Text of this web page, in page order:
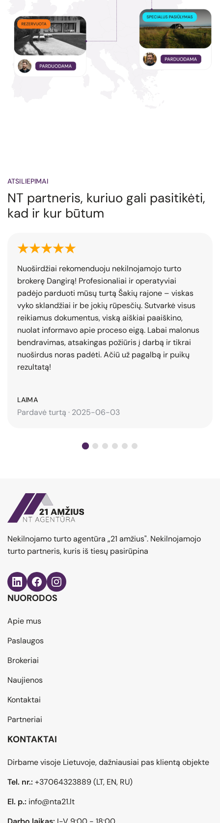
ATSILIEPIMAI
NT partneris, kuriuo gali pasitikėti,
kad ir kur būtum
Nuoširdžiai rekomenduoju nekilnojamojo turto
brokerę Dangirą! Profesionaliai ir operatyviai
padėjo parduoti mūsų turtą Šakių rajone – viskas
vyko sklandžiai ir be jokių rūpesčių. Sutvarkė visus
reikiamus dokumentus, viską aiškiai paaiškino,
nuolat informavo apie proceso eigą. Labai malonus
bendravimas, atsakingas požiūris į darbą ir tikrai
nuoširdus noras padėti. Ačiū už pagalbą ir puikų
rezultatą!
LAIMA
Pardavė turtą · 2025-06-03
Nekilnojamo turto agentūra „21 amžius". Nekilnojamojo
turto partneris, kuris iš tiesų pasirūpina
NUORODOS
Apie mus
Paslaugos
Brokeriai
Naujienos
Kontaktai
Partneriai
KONTAKTAI
Dirbame visoje Lietuvoje, dažniausiai pas klientą objekte
Tel. nr.: +37064323889(LT, EN, RU)
El. p.: info@nta21.lt